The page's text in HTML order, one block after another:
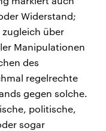
Widerstand;
zugleich über
Manipulationen
des
regelrechte
gegen solche.
politische,
sogar